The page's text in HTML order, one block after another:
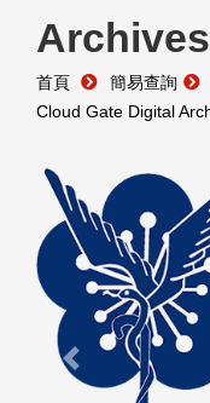
校史館簡介
藏品清單全覽
資料調閱申請
管理者登入
首頁
簡易查詢
Cloud Gate Digital
Previous